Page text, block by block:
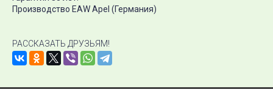
Производство EAW Apel (Германия)
РАССКАЗАТЬ ДРУЗЬЯМ!